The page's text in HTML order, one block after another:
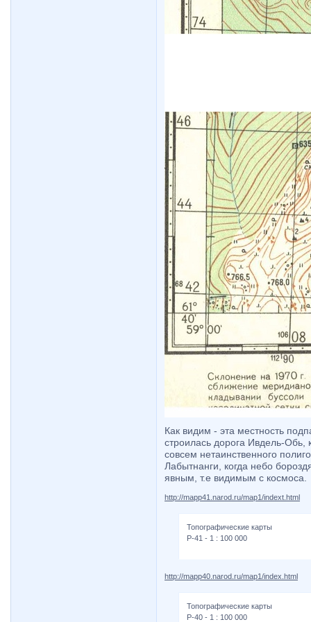
Как видим - эта местность
строилась дорога Ивдель-Обь,
совсем нетаинственного
Лабытнанги, когда небо
явным, т.е видимым с космоса.
http://mapp41.narod.ru/map1/indext.html
Топографические карты
P-41 - 1 : 100 000
http://mapp40.narod.ru/map1/index.html
Топографические карты
P-40 - 1 : 100 000